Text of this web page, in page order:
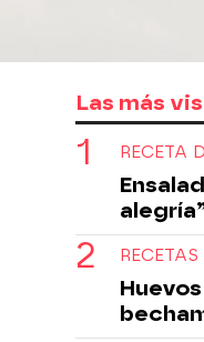
Las más
RECETA